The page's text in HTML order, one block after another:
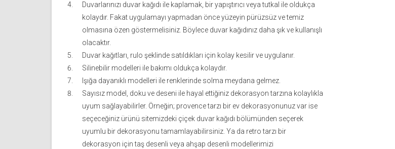
Duvarlarınızı duvar kağıdı ile kaplamak, bir yapıştırıcı veya tutkal ile oldukça
kolaydır. Fakat uygulamayı yapmadan önce yüzeyin pürüzsüz ve temiz
olmasına özen göstermelisiniz. Böylece duvar kağıdınız daha şık ve kullanışlı
olacaktır.
Duvar kağıtları, rulo şeklinde satıldıkları için kolay kesilir ve uygulanır.
Silinebilir modelleri ile bakımı oldukça kolaydır.
Işığa dayanıklı modelleri ile renklerinde solma meydana gelmez.
Sayısız model, doku ve deseni ile hayal ettiğiniz dekorasyon tarzına kolaylıkla
uyum sağlayabilirler. Örneğin; provence tarzı bir ev dekorasyonunuz var ise
seçeceğiniz ürünü sitemizdeki çiçek duvar kağıdı bölümünden seçerek
uyumlu bir dekorasyonu tamamlayabilirsiniz. Ya da retro tarzı bir
dekorasyon için taş desenli veya ahşap desenli modellerimizi